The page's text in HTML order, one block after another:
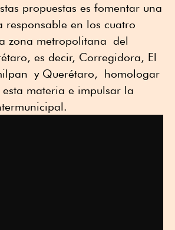
propuestas es fomentar una
responsable en los cuatro
zona metropolitana del
, es decir, Corregidora, El
y Querétaro, homologar
esta materia e impulsar la